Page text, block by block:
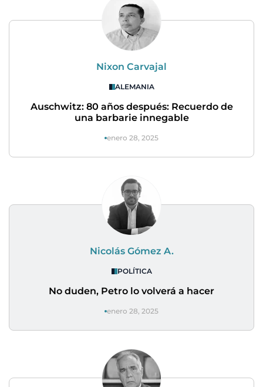
Nixon Carvajal
ALEMANIA
Auschwitz: 80 años después: Recuerdo de
una barbarie innegable
enero 28, 2025
Nicolás Gómez A.
POLÍTICA
No duden, Petro lo volverá a hacer
enero 28, 2025